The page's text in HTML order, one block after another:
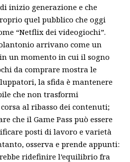
inizio generazione e che
quel pubblico che oggi
“Netflix dei videogiochi”.
arrivano come un
un momento in cui il sogno
da comprare mostra le
la sfida è mantenere
che non trasformi
al ribasso dei contenuti;
che il Game Pass può essere
posti di lavoro e varietà
osserva e prende appunti:
ridefinire l’equilibrio fra